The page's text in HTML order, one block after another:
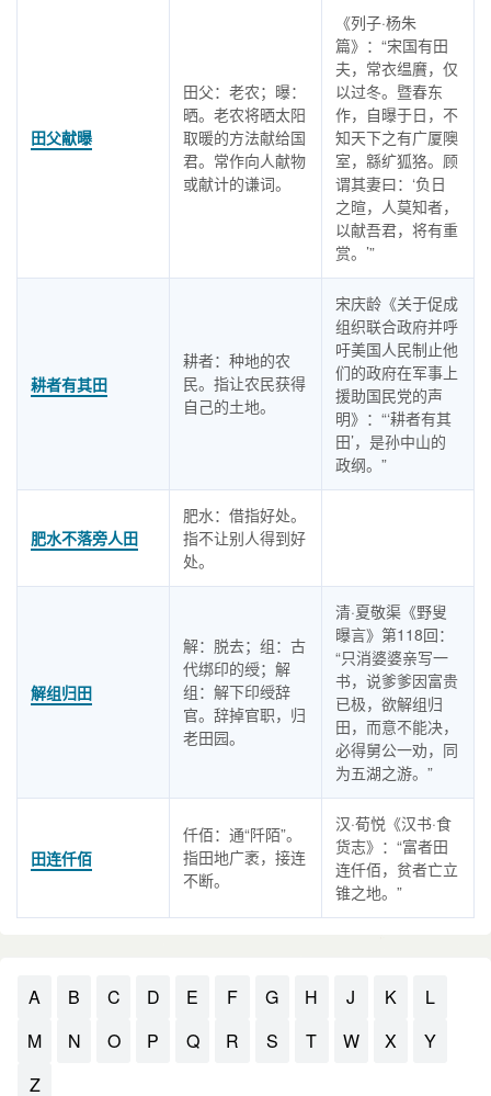
田父献曝
田父：老农；曝：
晒。老农将晒太阳
取暖的方法献给国
君。常作向人献物
或献计的谦词。
《列子·杨朱
篇》：“宋国有田
夫，常衣缊黂，仅
以过冬。暨春东
作，自曝于日，不
知天下之有广厦隩
室，緜纩狐狢。顾
谓其妻曰：‘负日
之暄，人莫知者，
以献吾君，将有重
赏。’”
耕者有其田
耕者：种地的农
民。指让农民获得
自己的土地。
宋庆龄《关于促成
组织联合政府并呼
吁美国人民制止他
们的政府在军事上
援助国民党的声
明》：“‘耕者有其
田’，是孙中山的
政纲。”
肥水不落旁人田
肥水：借指好处。
指不让别人得到好
处。
解组归田
解：脱去；组：古
代绑印的绶；解
组：解下印绶辞
官。辞掉官职，归
老田园。
清·夏敬渠《野叟
曝言》第118回：
“只消婆婆亲写一
书，说爹爹因富贵
已极，欲解组归
田，而意不能决，
必得舅公一劝，同
为五湖之游。”
田连仟佰
仟佰：通“阡陌”。
指田地广袤，接连
不断。
汉·荀悦《汉书·食
货志》：“富者田
连仟佰，贫者亡立
锥之地。”
A B C D E F G H J K
L
M
N O P Q R S T W X
Y
Z